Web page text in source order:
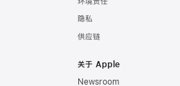
隐私
供应链
关于 Apple
Newsroom